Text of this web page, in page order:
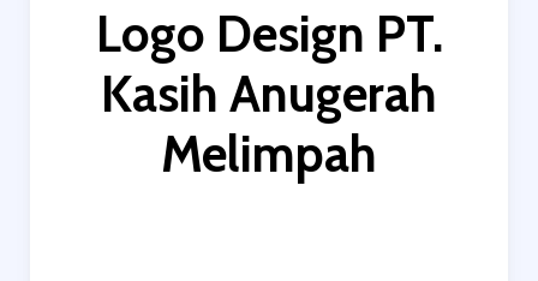
Logo Design PT.
Kasih Anugerah
Melimpah